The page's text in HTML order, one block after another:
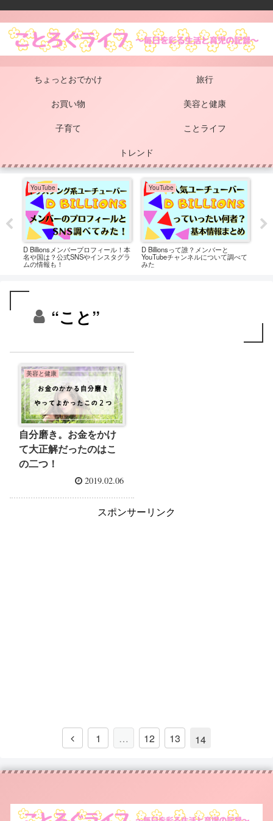
ちょっとおでかけ
旅行
お買い物
美容と健康
子育て
ことライフ
トレンド
YouTube
D Billionsメンバープロフィール！本
名や国は？公式SNSやインスタグラ
ムの情報も！
YouTube
D Billionsって誰？メンバーと
YouTubeチャンネルについて調べて
みた
“こと”
美容と健康
自分磨き。お金をかけ
て大正解だったのはこ
の二つ！
2019.02.06
スポンサーリンク
1 … 12 13 14